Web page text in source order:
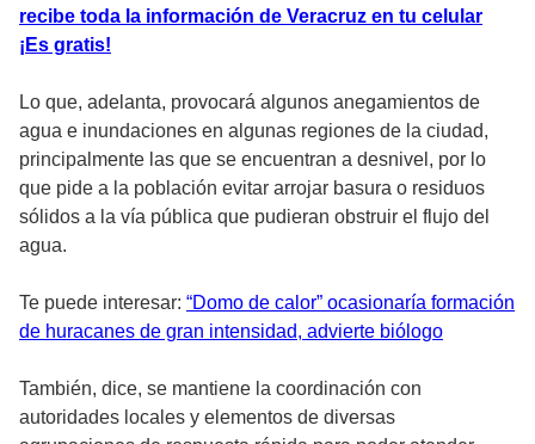
recibe toda la información de Veracruz en tu celular
¡Es gratis!
Lo que, adelanta, provocará algunos anegamientos de
agua e inundaciones en algunas regiones de la ciudad,
principalmente las que se encuentran a desnivel, por lo
que pide a la población evitar arrojar basura o residuos
sólidos a la vía pública que pudieran obstruir el flujo del
agua.
Te puede interesar: “Domo de calor” ocasionaría formación
de huracanes de gran intensidad, advierte biólogo
También, dice, se mantiene la coordinación con
autoridades locales y elementos de diversas